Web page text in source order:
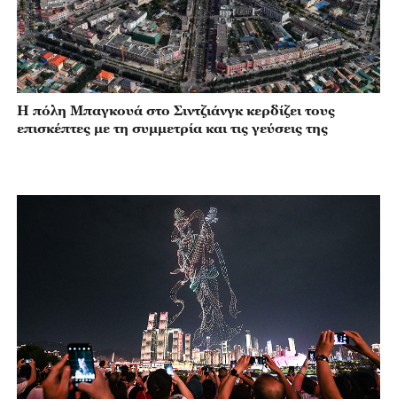
Η πόλη Μπαγκουά στο Σιντζιάνγκ κερδίζει τους
επισκέπτες με τη συμμετρία και τις γεύσεις της